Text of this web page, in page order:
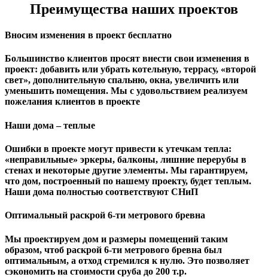
Преимущества наших проектов
Вносим изменения в проект бесплатно
Большинство клиентов просят внести свои изменения в
проект: добавить или убрать котельную, террасу, «второй
свет», дополнительную спальню, окна, увеличить или
уменьшить помещения. Мы с удовольствием реализуем
пожелания клиентов в проекте
Наши дома – теплые
Ошибки в проекте могут привести к утечкам тепла:
«неправильные» эркеры, балконы, лишние перерубы в
стенах и некоторые другие элементы. Мы гарантируем,
чтo дом, построенный по нашему проекту, будет теплым.
Наши дома полностью соответствуют СНиП
Оптимальный раскрой 6-ти метрового бревна
Мы проектируем дом и размеры помещений таким
образом, чтоб раскрой 6-ти метрового бревна был
оптимальным, а отход стремился к нулю. Это позволяет
сэкономить на стоимости сруба до 200 т.р.